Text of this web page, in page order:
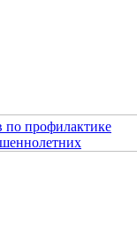
по профилактике